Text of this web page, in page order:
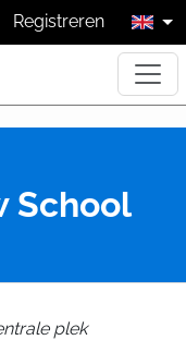
Registreren
School
plek